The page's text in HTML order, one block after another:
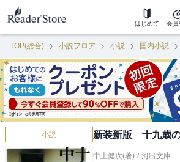
はじめて 会員
TOP(総合) 小説フロア 小説 国内小説
小説 新装新版 十九歳
中上健次(著) / 河出文庫